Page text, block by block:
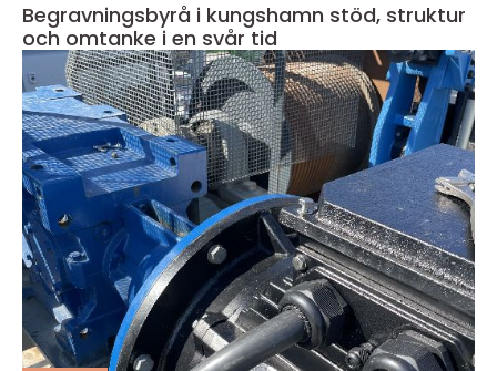
Begravningsbyrå i kungshamn stöd, struktur
och omtanke i en svår tid